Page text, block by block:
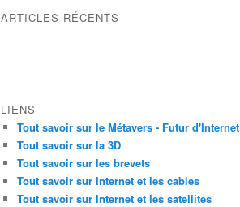
ARTICLES RÉCENTS
LIENS
Tout savoir sur le Métavers - Futur d'Internet
Tout savoir sur la 3D
Tout savoir sur les brevets
Tout savoir sur Internet et les cables
Tout savoir sur Internet et les satellites